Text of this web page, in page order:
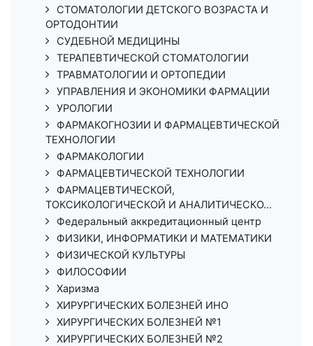
СТОМАТОЛОГИИ ДЕТСКОГО ВОЗРАСТА И
ОРТОДОНТИИ
СУДЕБНОЙ МЕДИЦИНЫ
ТЕРАПЕВТИЧЕСКОЙ СТОМАТОЛОГИИ
ТРАВМАТОЛОГИИ И ОРТОПЕДИИ
УПРАВЛЕНИЯ И ЭКОНОМИКИ ФАРМАЦИИ
УРОЛОГИИ
ФАРМАКОГНОЗИИ И ФАРМАЦЕВТИЧЕСКОЙ
ТЕХНОЛОГИИ
ФАРМАКОЛОГИИ
ФАРМАЦЕВТИЧЕСКОЙ ТЕХНОЛОГИИ
ФАРМАЦЕВТИЧЕСКОЙ,
ТОКСИКОЛОГИЧЕСКОЙ И АНАЛИТИЧЕСКО...
Федеральный аккредитационный центр
ФИЗИКИ, ИНФОРМАТИКИ И МАТЕМАТИКИ
ФИЗИЧЕСКОЙ КУЛЬТУРЫ
ФИЛОСОФИИ
Харизма
ХИРУРГИЧЕСКИХ БОЛЕЗНЕЙ ИНО
ХИРУРГИЧЕСКИХ БОЛЕЗНЕЙ №1
ХИРУРГИЧЕСКИХ БОЛЕЗНЕЙ №2